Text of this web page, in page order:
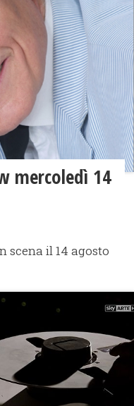
mercoledì 14
scena il 14 agosto